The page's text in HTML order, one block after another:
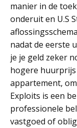
manier in de
onderuit en U.S
nadat de eerste
je je geld zeker
hogere
appartement,
Exploits is een
professionele
vastgoed of